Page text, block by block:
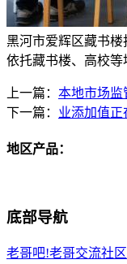
黑河市爱辉区藏书
依托藏书楼、高校等
上一篇： 本地市场监
下一篇： 业添加值正
地区产品：
底部导航
老哥吧!老哥交流社